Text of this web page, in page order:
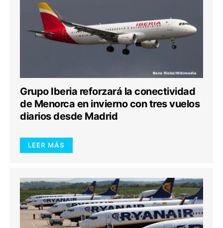
Grupo Iberia reforzará la conectividad
de Menorca en invierno con tres vuelos
diarios desde Madrid
LEER MÁS